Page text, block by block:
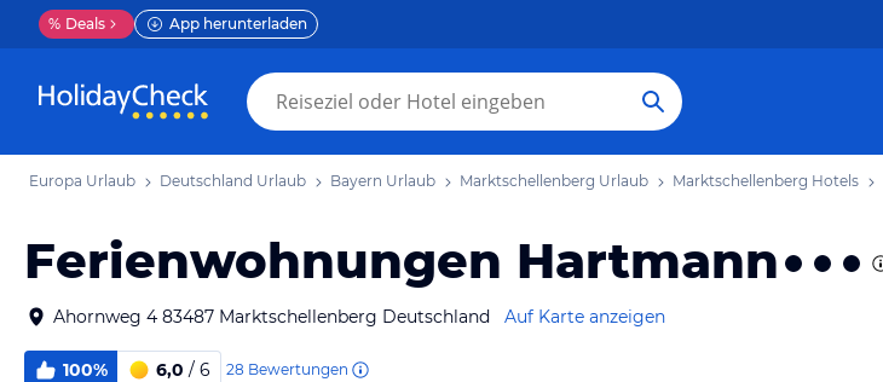
% Deals App herunterladen
Europa Urlaub Deutschland Urlaub Bayern Urlaub Marktschellenberg Urlaub Marktschellenberg Hotels
Ferienwohnungen Hartmann
Ahornweg 4 83487 Marktschellenberg Deutschland Auf Karte anzeigen
100% 6,0 / 6 28 Bewertungen